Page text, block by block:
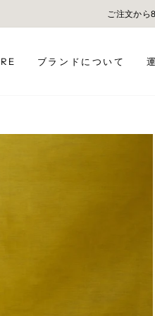
5,000円以上お買
ブランドについて